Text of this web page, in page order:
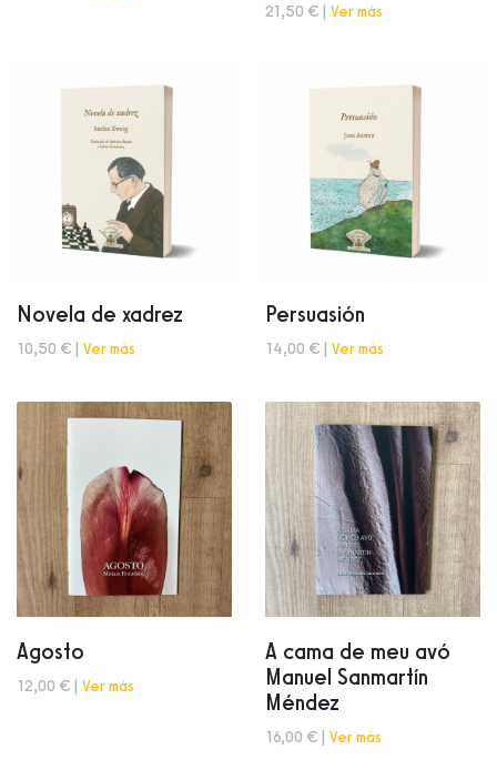
21,50 € | Ver más
Novela de xadrez
10,50 € | Ver más
Persuasión
14,00 € | Ver más
Agosto
12,00 € | Ver más
A cama de meu avó
Manuel Sanmartín
Méndez
16,00 € | Ver más